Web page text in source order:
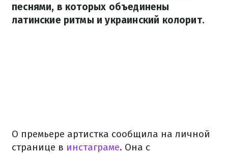
песнями, в которых объединены
латинские ритмы и украинский колорит.
О премьере артистка сообщила на личной
странице в инстаграме. Она с